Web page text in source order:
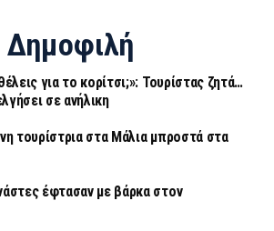
Δημοφιλή
για το κορίτσι;»: Τουρίστας ζητά…
σε ανήλικη
τουρίστρια στα Μάλια μπροστά στα
έφτασαν με βάρκα στον